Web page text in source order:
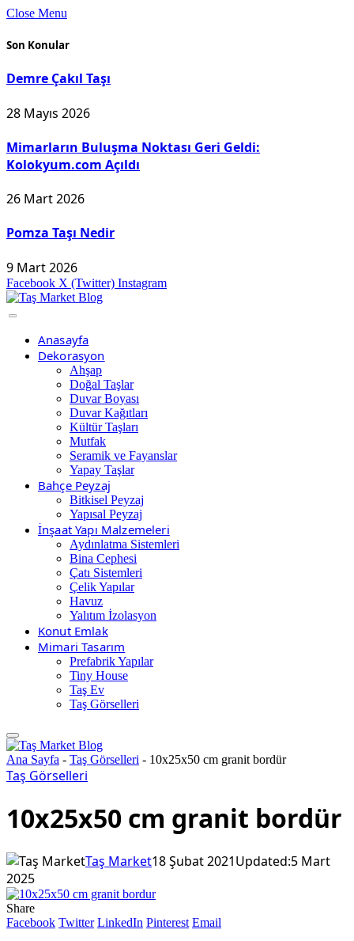
Close Menu
Son Konular
Demre Çakıl Taşı
28 Mayıs 2026
Mimarların Buluşma Noktası Geri Geldi:
Kolokyum.com Açıldı
26 Mart 2026
Pomza Taşı Nedir
9 Mart 2026
Facebook X (Twitter) Instagram
Anasayfa
Dekorasyon
Ahşap
Doğal Taşlar
Duvar Boyası
Duvar Kağıtları
Kültür Taşları
Mutfak
Seramik ve Fayanslar
Yapay Taşlar
Bahçe Peyzaj
Bitkisel Peyzaj
Yapısal Peyzaj
İnşaat Yapı Malzemeleri
Aydınlatma Sistemleri
Bina Cephesi
Çatı Sistemleri
Çelik Yapılar
Havuz
Yalıtım İzolasyon
Konut Emlak
Mimari Tasarım
Prefabrik Yapılar
Tiny House
Taş Ev
Taş Görselleri
Ana Sayfa - Taş Görselleri - 10x25x50 cm granit bordür
Taş Görselleri
10x25x50 cm granit bordür
Taş Market18 Şubat 2021Updated:5 Mart
2025
Share
Facebook Twitter LinkedIn Pinterest Email